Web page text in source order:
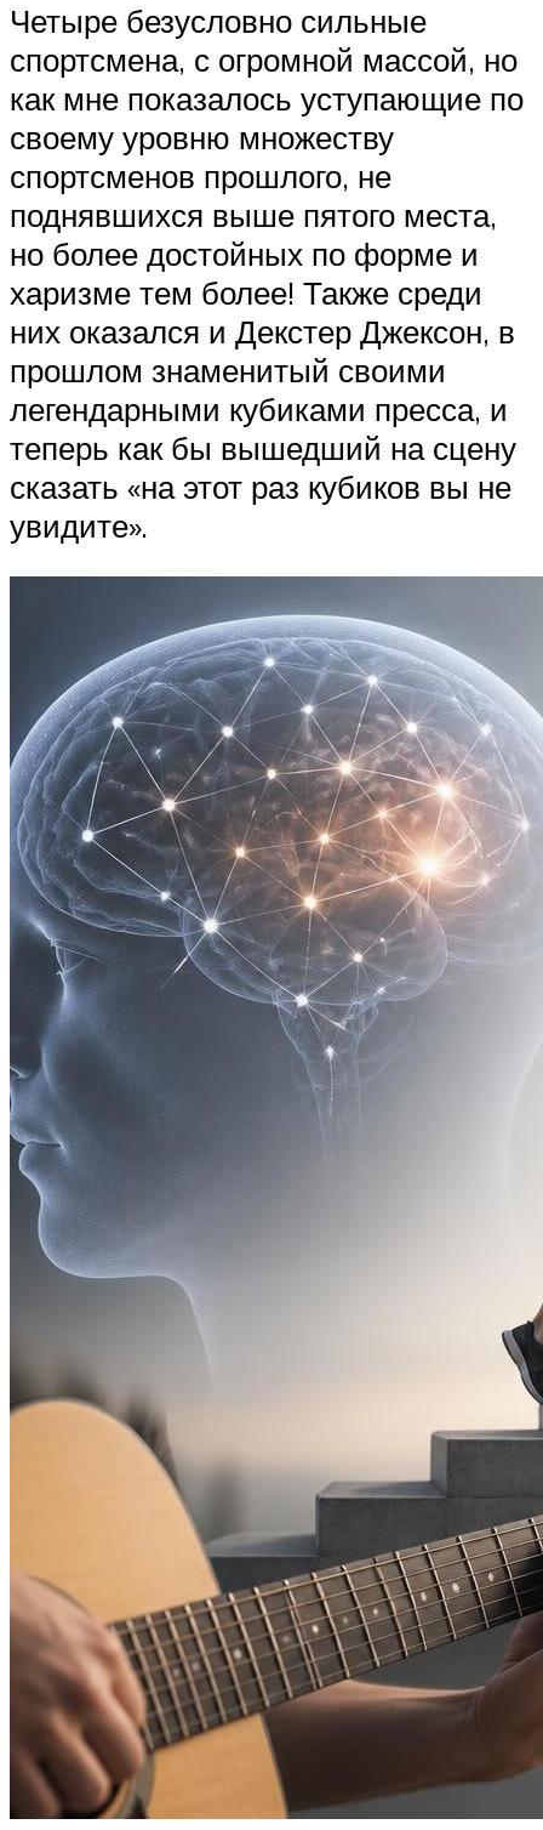
Четыре безусловно сильные
спортсмена, с огромной массой, но
как мне показалось уступающие по
своему уровню множеству
спортсменов прошлого, не
поднявшихся выше пятого места,
но более достойных по форме и
харизме тем более! Также среди
них оказался и Декстер Джексон, в
прошлом знаменитый своими
легендарными кубиками пресса, и
теперь как бы вышедший на сцену
сказать «на этот раз кубиков вы не
увидите».